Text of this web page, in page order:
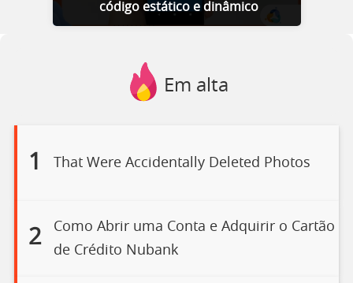
código estático e dinâmico
Em alta
1 That Were Accidentally Deleted Photos
2
Como Abrir uma Conta e Adquirir o Cartão
de Crédito Nubank